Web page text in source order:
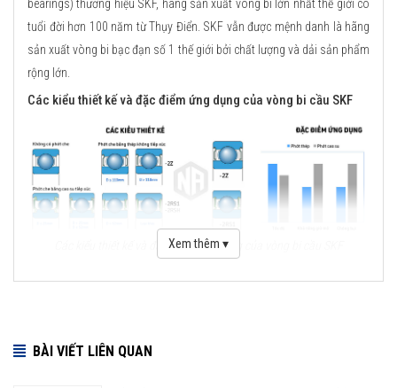
bearings) thương hiệu SKF, hãng sản xuất vòng bi lớn nhất thế giới có
tuổi đời hơn 100 năm từ Thụy Điển. SKF vẫn được mệnh danh là hãng
sản xuất vòng bi bạc đạn số 1 thế giới bởi chất lượng và dải sản phẩm
rộng lớn.
Các kiểu thiết kế và đặc điểm ứng dụng của vòng bi cầu SKF
Các kiểu thiết kế và đặc điểm ứng dụng của vòng bi cầu SKF
Sử dụng vật liệu mới
Xem thêm ▾
BÀI VIẾT LIÊN QUAN